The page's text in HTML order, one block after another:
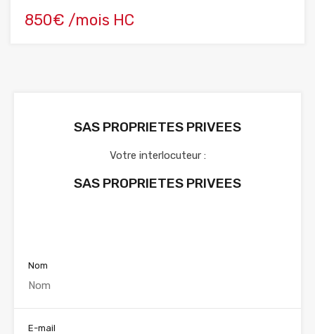
850€ /mois HC
SAS PROPRIETES PRIVEES
Votre interlocuteur :
SAS PROPRIETES PRIVEES
Nom
E-mail